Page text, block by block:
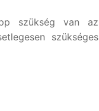
szükség van az
szükséges